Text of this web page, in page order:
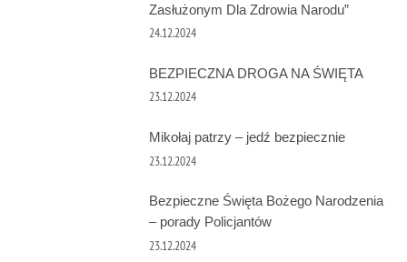
Zasłużonym Dla Zdrowia Narodu”
24.12.2024
BEZPIECZNA DROGA NA ŚWIĘTA
23.12.2024
Mikołaj patrzy – jedź bezpiecznie
23.12.2024
Bezpieczne Święta Bożego Narodzenia
– porady Policjantów
23.12.2024